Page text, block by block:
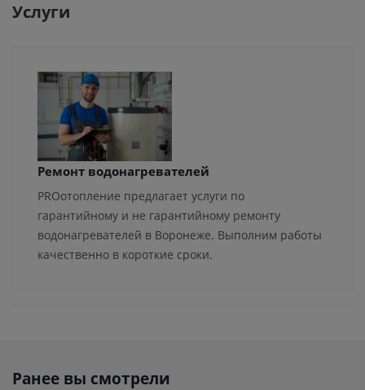
Услуги
Ремонт водонагревателей
PROотопление предлагает услуги по
гарантийному и не гарантийному ремонту
водонагревателей в Воронеже. Выполним работы
качественно в короткие сроки.
Ранее вы смотрели